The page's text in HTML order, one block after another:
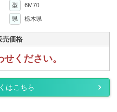
型
6M70
県 栃木県
売価格
ください。
はこちら